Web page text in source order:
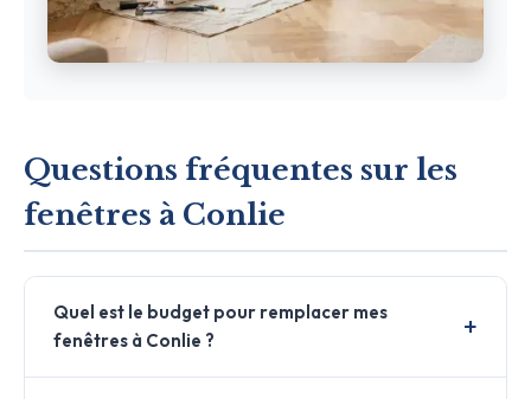
Questions fréquentes sur les
fenêtres à Conlie
Quel est le budget pour remplacer mes
fenêtres à Conlie ?